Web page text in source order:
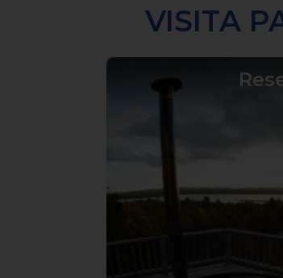
VISITA